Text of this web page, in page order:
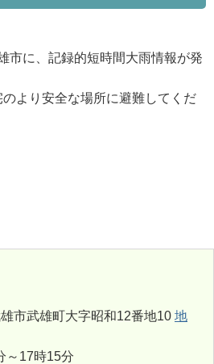
市に、記録的短時間大雨情報が発
より安全な場所に避難してくだ
市武雄町大字昭和12番地10 地
～17時15分